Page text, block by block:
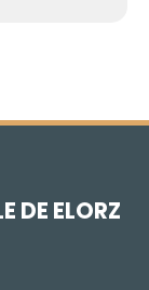
DE ELORZ